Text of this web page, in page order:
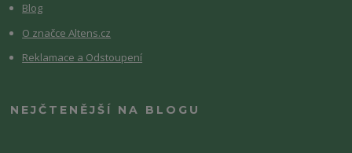
Blog
O značce Altens.cz
Reklamace a Odstoupení
NEJČTENĚJŠÍ NA BLOGU